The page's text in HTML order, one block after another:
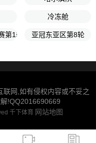
冷冻舱
第1轮 亚冠东亚区第8轮
联网,如有侵权内容或不妥之
!QQ2016690669
千下体育 网站地图